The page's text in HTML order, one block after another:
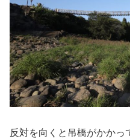
反対を向くと吊橋がかか